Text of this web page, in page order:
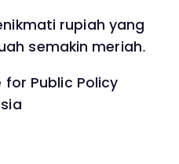
rupiah yang
semakin meriah.
for Public Policy